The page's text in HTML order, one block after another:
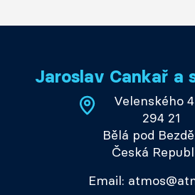
Jaroslav Cankař a
Velenského
294 21
Bělá pod
Česká
Email: